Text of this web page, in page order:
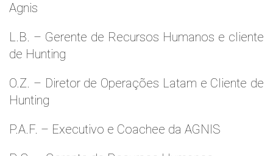
Agnis
L.B. – Gerente de Recursos Humanos e cliente
de Hunting
O.Z. – Diretor de Operações Latam e Cliente de
Hunting
P.A.F. – Executivo e Coachee da AGNIS